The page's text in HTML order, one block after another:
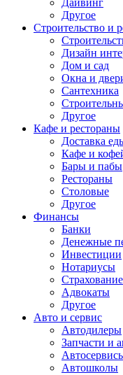
Дайвинг
Другое
Строительство и
Дизайн
Дом и сад
Окна и
Сантехника
Другое
Кафе и рестораны
Доставка
Кафе и
Бары и пабы
Рестораны
Столовые
Другое
Финансы
Банки
Денежные
Инвестиции
Нотариусы
Страхование
Адвокаты
Другое
Авто и сервис
Автодилеры
Запчасти и
Автошколы